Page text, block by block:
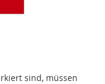
sind, müssen